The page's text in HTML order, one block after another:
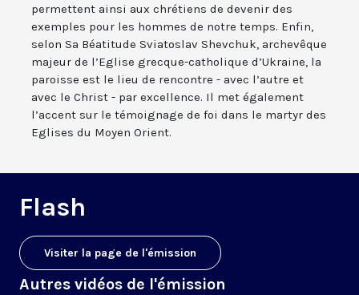
permettent ainsi aux chrétiens de devenir des
exemples pour les hommes de notre temps. Enfin,
selon Sa Béatitude Sviatoslav Shevchuk, archevêque
majeur de l’Eglise grecque-catholique d’Ukraine, la
paroisse est le lieu de rencontre - avec l’autre et
avec le Christ - par excellence. Il met également
l’accent sur le témoignage de foi dans le martyr des
Eglises du Moyen Orient.
Flash
Visiter la page de l'émission
Autres vidéos de l'émission